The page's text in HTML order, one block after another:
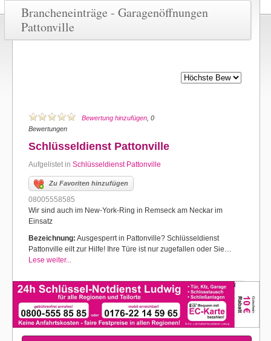
Brancheneinträge - Garagenöffnungen
Pattonville
Bewertung hinzufügen , 0
Bewertungen
Schlüsseldienst Pattonville
Aufgelistet in Schlüsseldienst Pattonville
Zu Favoriten hinzufügen
08005558585
Wir sind auch im New-York-Ring in Remseck am Neckar im
Einsatz
Bezeichnung: Ausgesperrt in Pattonville? Schlüsseldienst
Pattonville eilt zur Hilfe! Ihre Türe ist nur zugefallen oder Sie…
Lese weiter...